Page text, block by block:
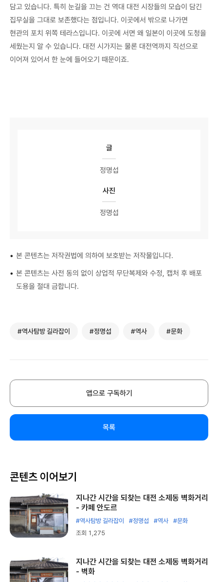
담고 있습니다. 특히 눈길을 끄는 건 역대 대전 시장들의 모습이 담긴
집무실을 그대로 보존했다는 점입니다. 이곳에서 밖으로 나가면
현관의 포치 위쪽 테라스입니다. 이곳에 서면 왜 일본이 이곳에 도청을
세웠는지 알 수 있습니다. 대전 시가지는 물론 대전역까지 직선으로
이어져 있어서 한 눈에 들어오기 때문이죠.
글
정명섭
사진
정명섭
• 본 콘텐츠는 저작권법에 의하여 보호받는 저작물입니다.
• 본 콘텐츠는 사전 동의 없이 상업적 무단복제와 수정, 캡처 후 배포
도용을 절대 금합니다.
#역사탐방 길라잡이 #정명섭 #역사 #문화
앱으로 구독하기
목록
콘텐츠 이어보기
지나간 시간을 되찾는 대전 소제동 벽화거리
- 카페 안도르
#역사탐방 길라잡이 #정명섭 #역사
#문화
조회 1,275
지나간 시간을 되찾는 대전 소제동 벽화거리
- 벽화